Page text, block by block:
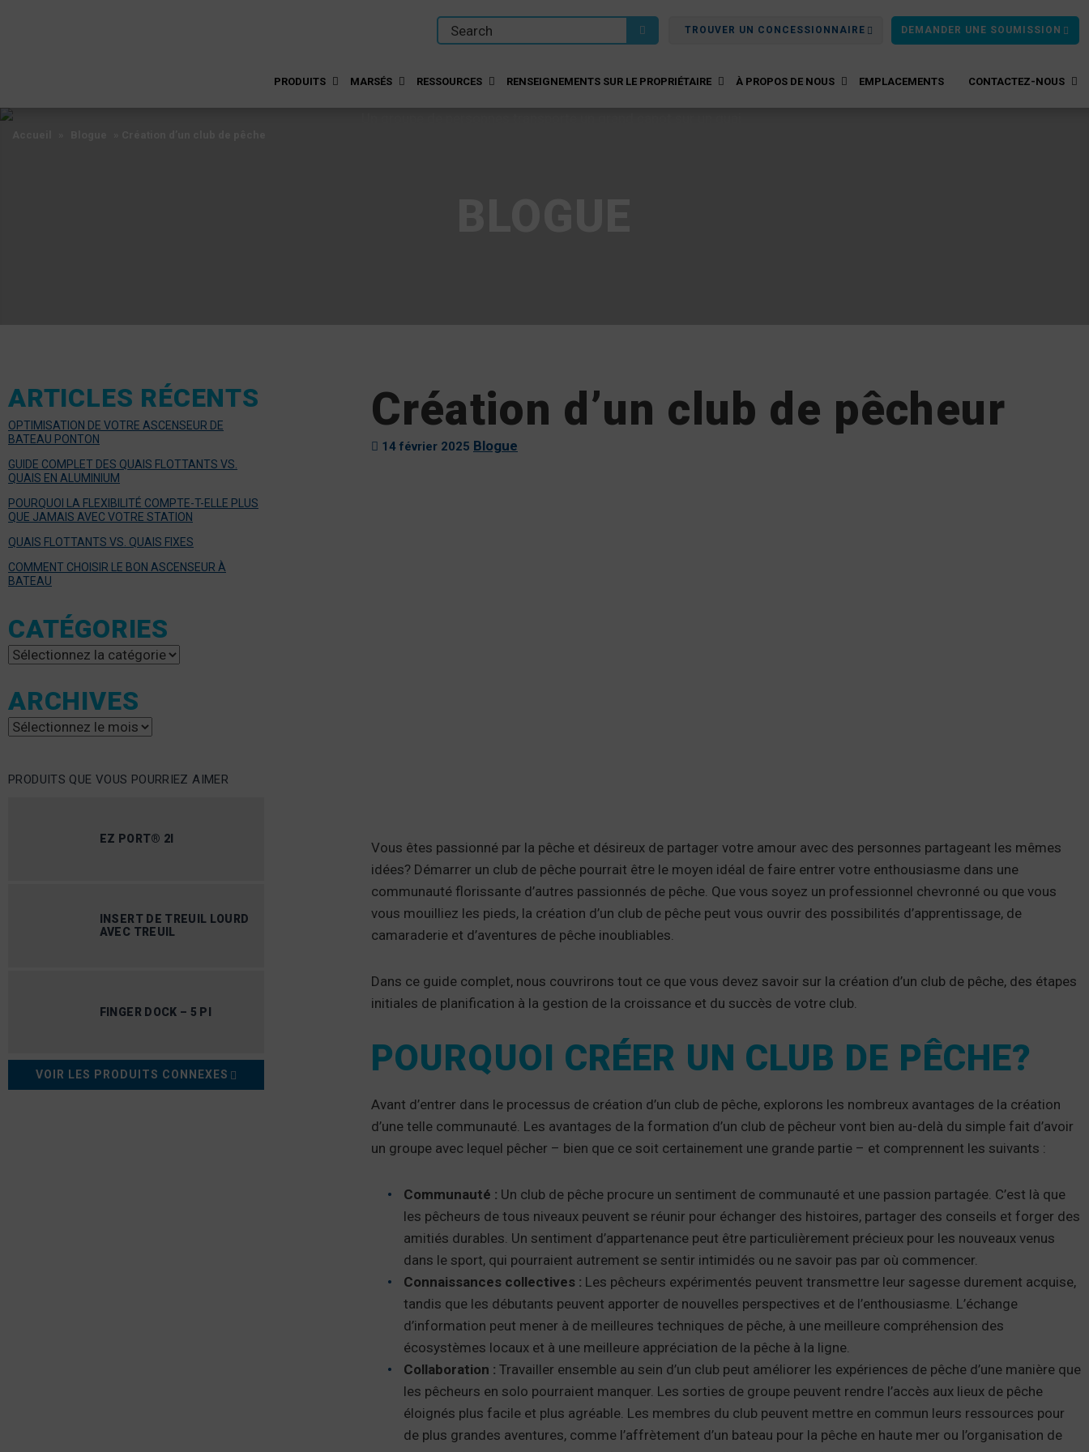
TROUVER UN CONCESSIONNAIRE DEMANDER UNE SOUMISSION
PRODUITS MARSÉS RESSOURCES RENSEIGNEMENTS SUR LE PROPRIÉTAIRE À PROPOS DE NOUS EMPLACEMENTS CONTACTEZ-NOUS
Création d’un club de pêcheur
14 février 2025 Blogue
Vous êtes passionné par la pêche et désireux de partager votre amour avec des personnes partageant les mêmes
idées? Démarrer un club de pêche pourrait être le moyen idéal de faire entrer votre enthousiasme dans une
communauté florissante d’autres passionnés de pêche. Que vous soyez un professionnel chevronné ou que vous
vous mouilliez les pieds, la création d’un club de pêche peut vous ouvrir des possibilités d’apprentissage, de
camaraderie et d’aventures de pêche inoubliables.
Dans ce guide complet, nous couvrirons tout ce que vous devez savoir sur la création d’un club de pêche, des étapes
initiales de planification à la gestion de la croissance et du succès de votre club.
POURQUOI CRÉER UN CLUB DE PÊCHE?
Avant d’entrer dans le processus de création d’un club de pêche, explorons les nombreux avantages de la création
d’une telle communauté. Les avantages de la formation d’un club de pêcheur vont bien au-delà du simple fait d’avoir
un groupe avec lequel pêcher – bien que ce soit certainement une grande partie – et comprennent les suivants :
Communauté : Un club de pêche procure un sentiment de communauté et une passion partagée. C’est là que
les pêcheurs de tous niveaux peuvent se réunir pour échanger des histoires, partager des conseils et forger des
amitiés durables. Un sentiment d’appartenance peut être particulièrement précieux pour les nouveaux venus
dans le sport, qui pourraient autrement se sentir intimidés ou ne savoir pas par où commencer.
Connaissances collectives : Les pêcheurs expérimentés peuvent transmettre leur sagesse durement acquise,
tandis que les débutants peuvent apporter de nouvelles perspectives et de l’enthousiasme. L’échange
d’information peut mener à de meilleures techniques de pêche, à une meilleure compréhension des
écosystèmes locaux et à une meilleure appréciation de la pêche à la ligne.
Collaboration : Travailler ensemble au sein d’un club peut améliorer les expériences de pêche d’une manière que
les pêcheurs en solo pourraient manquer. Les sorties de groupe peuvent rendre l’accès aux lieux de pêche
éloignés plus facile et plus agréable. Les membres du club peuvent mettre en commun leurs ressources pour
de plus grandes aventures, comme l’affrètement d’un bateau pour la pêche en haute mer ou l’organisation de
ARTICLES RÉCENTS
OPTIMISATION DE VOTRE ASCENSEUR DE
BATEAU PONTON
GUIDE COMPLET DES QUAIS FLOTTANTS VS.
QUAIS EN ALUMINIUM
POURQUOI LA FLEXIBILITÉ COMPTE-T-ELLE PLUS
QUE JAMAIS AVEC VOTRE STATION
QUAIS FLOTTANTS VS. QUAIS FIXES
COMMENT CHOISIR LE BON ASCENSEUR À
BATEAU
CATÉGORIES
Catégories
ARCHIVES
Archives
PRODUITS QUE VOUS POURRIEZ AIMER
EZ PORT® 2I
INSERT DE TREUIL LOURD
AVEC TREUIL
FINGER DOCK – 5 PI
VOIR LES PRODUITS CONNEXES